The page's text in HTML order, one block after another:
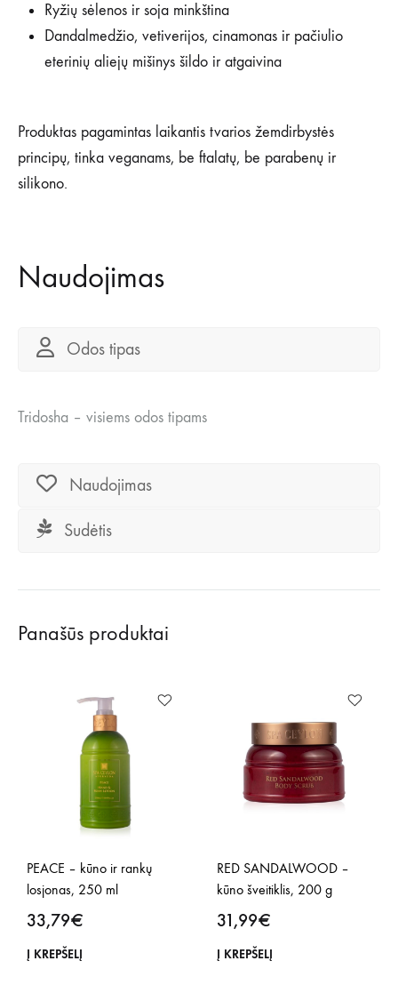
Ryžių sėlenos ir soja minkština
Dandalmedžio, vetiverijos, cinamonas ir pačiulio
eterinių aliejų mišinys šildo ir atgaivina
Produktas pagamintas laikantis tvarios žemdirbystės
principų, tinka veganams, be ftalatų, be parabenų ir
silikono.
Naudojimas
Odos tipas
Tridosha – visiems odos tipams
Naudojimas
Sudėtis
Panašūs produktai
PEACE – kūno ir rankų
losjonas, 250 ml
33,79€
Į KREPŠELĮ
RED SANDALWOOD –
kūno šveitiklis, 200 g
31,99€
Į KREPŠELĮ